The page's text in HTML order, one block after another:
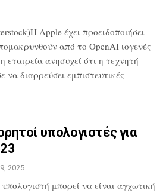
Apple έχει προειδοποιήσει
από το OpenAI ιογενές
εταιρεία ανησυχεί ότι η τεχνητή
να διαρρεύσει εμπιστευτικές
υπολογιστές για
2025
μπορεί να είναι αγχωτική